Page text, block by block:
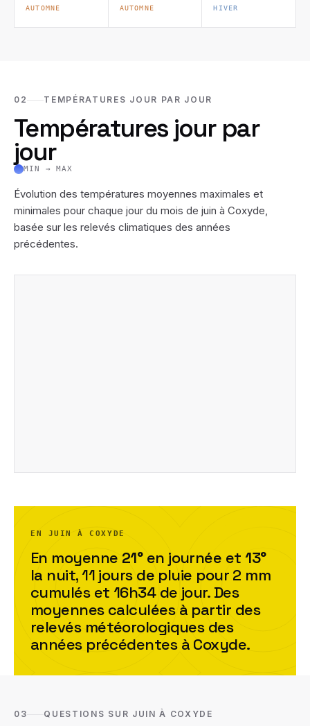
AUTOMNE AUTOMNE HIVER
02 TEMPÉRATURES JOUR PAR JOUR
Températures jour par
jour
MIN → MAX
Évolution des températures moyennes maximales et
minimales pour chaque jour du mois de juin à Coxyde,
basée sur les relevés climatiques des années
précédentes.
EN JUIN À COXYDE
En moyenne 21°en journée et 13°
la nuit,11joursde pluie pour 2 mm
cumulés et 16h34de jour. Des
moyennes calculées à partir des
relevés météorologiques des
années précédentes à Coxyde.
03 QUESTIONS SUR JUIN À COXYDE